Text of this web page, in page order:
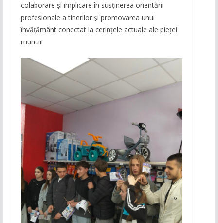
colaborare și implicare în susținerea orientării
profesionale a tinerilor și promovarea unui
învățământ conectat la cerințele actuale ale pieței
muncii!